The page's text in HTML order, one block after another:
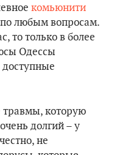
комьюнити
любым вопросам.
то только в более
Одессы
травмы, которую
долгий – у
не